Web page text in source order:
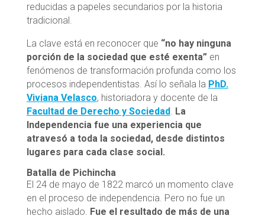
reducidas a papeles secundarios por la historia
tradicional.
La clave está en reconocer que “no hay ninguna
porción de la sociedad que esté exenta” en
fenómenos de transformación profunda como los
procesos independentistas. Así lo señala la PhD.
Viviana Velasco, historiadora y docente de la
Facultad de Derecho y Sociedad. La
Independencia fue una experiencia que
atravesó a toda la sociedad, desde distintos
lugares para cada clase social.
Batalla de Pichincha
El 24 de mayo de 1822 marcó un momento clave
en el proceso de independencia. Pero no fue un
hecho aislado. Fue el resultado de más de una